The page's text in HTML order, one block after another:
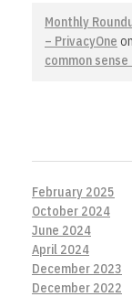
Monthly
– PrivacyOne on
common
February 2025
October 2024
June 2024
April 2024
December 2023
December 2022